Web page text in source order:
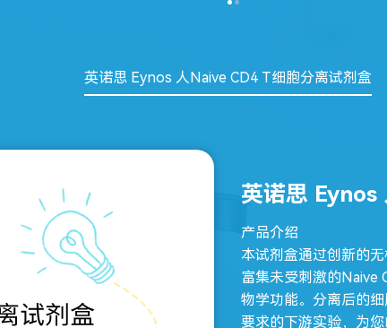
英诺思 Eynos 人Naive CD4 T细胞分离试剂盒
英诺思 Eynos
产品介绍
本试剂盒通过创新的
富集未受刺激的Naive
物学功能。分离后的
要求的下游实验，为